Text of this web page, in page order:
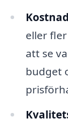
eller
att se
budget